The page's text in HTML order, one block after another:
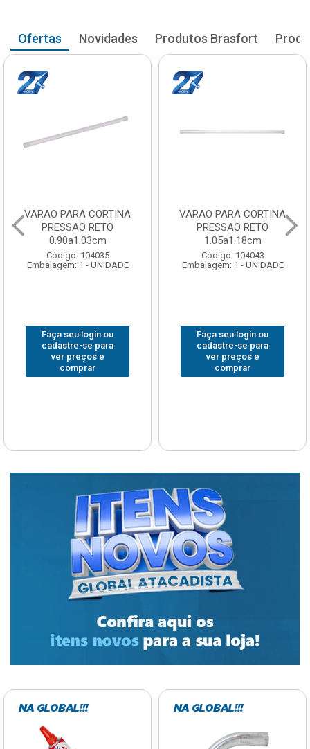
Ofertas Novidades Produtos Brasfort
VARAO PARA CORTINA
PRESSAO RETO
0.90a1.03cm
Código: 104035
Embalagem: 1 - UNIDADE
Faça seu login ou
cadastre-se para
ver preços e
comprar
VARAO PARA CORTINA
PRESSAO RETO
1.05a1.18cm
Código: 104043
Embalagem: 1 - UNIDADE
Faça seu login ou
cadastre-se para
ver preços e
comprar